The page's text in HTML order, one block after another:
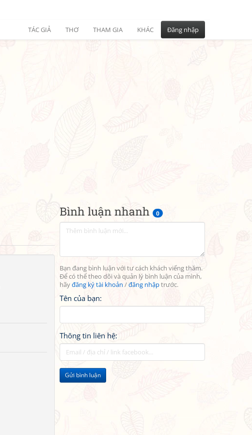
TÁC GIẢ THƠ THAM GIA KHÁC Đăng nhập
Bình luận nhanh 0
Bạn đang bình luận với tư cách khách viếng thăm.
Để có thể theo dõi và quản lý bình luận của mình,
hãyđăng ký tài khoản /đăng nhậptrước.
Tên của bạn:
Thông tin liên hệ:
Gửi bình luận